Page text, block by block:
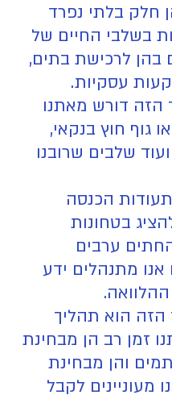
חלק בלתי נפרד
בשלבי החיים של
בהן לרכישת בתים,
עסקיות.
הזה דורש מאתנו
גוף חוץ בנקאי,
שלבים שרובנו
הכנסה
בטחונות
ערבים
אנו מתנהלים ידע
הזה הוא תהליך
זמן רב הן מבחינת
והן מבחינת
מעוניינים לקבל